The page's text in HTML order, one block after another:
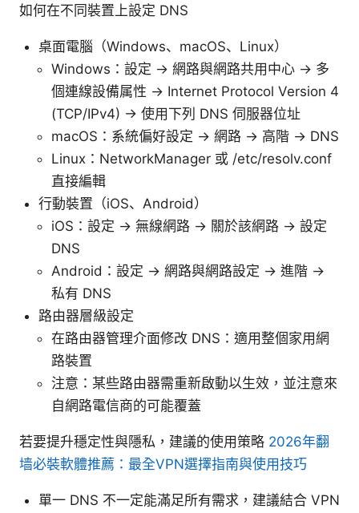
如何在不同裝置上設定 DNS
桌面電腦（Windows、macOS、Linux）
Windows：設定 -> 網路與網路共用中心 -> 多
個連線設備属性 -> Internet Protocol Version 4
(TCP/IPv4) -> 使用下列 DNS 伺服器位址
macOS：系統偏好設定 -> 網路 -> 高階 -> DNS
Linux：NetworkManager 或 /etc/resolv.conf
直接編輯
行動裝置（iOS、Android）
iOS：設定 -> 無線網路 -> 關於該網路 -> 設定
DNS
Android：設定 -> 網路與網路設定 -> 進階 ->
私有 DNS
路由器層級設定
在路由器管理介面修改 DNS：適用整個家用網
路裝置
注意：某些路由器需重新啟動以生效，並注意來
自網路電信商的可能覆蓋
若要提升穩定性與隱私，建議的使用策略 2026年翻
墙必裝軟體推薦：最全VPN選擇指南與使用技巧
單一 DNS 不一定能滿足所有需求，建議結合 VPN